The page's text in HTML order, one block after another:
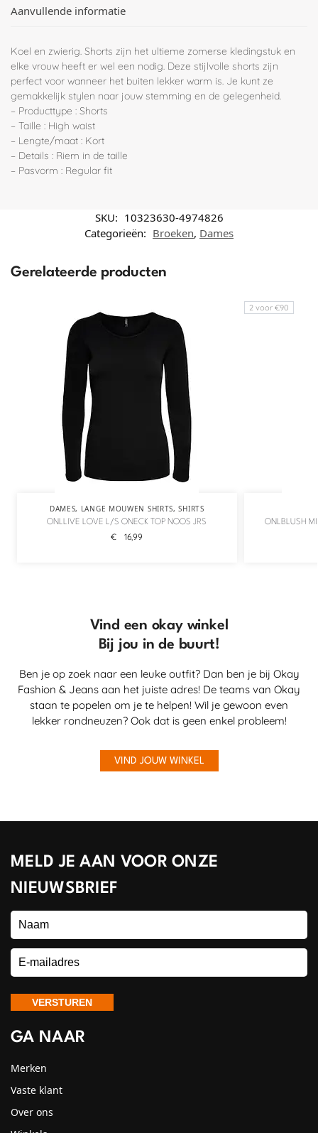
Aanvullende informatie
Koel en zwierig. Shorts zijn het ultieme zomerse kledingstuk en
elke vrouw heeft er wel een nodig. Deze stijlvolle shorts zijn
perfect voor wanneer het buiten lekker warm is. Je kunt ze
gemakkelijk stylen naar jouw stemming en de gelegenheid.
– Producttype : Shorts
– Taille : High waist
– Lengte/maat : Kort
– Details : Riem in de taille
– Pasvorm : Regular fit
SKU: 10323630-4974826
Categorieën: Broeken, Dames
Gerelateerde producten
DAMES, LANGE MOUWEN SHIRTS,SHIRTS
ONLLIVE LOVE L/S ONECK TOP NOOS JRS
€ 16,99
2 voor €90
ONLBLUSH
Vind een okay winkel
Bij jou in de buurt!
Ben je op zoek naar een leuke outfit? Dan ben je bij Okay
Fashion & Jeans aan het juiste adres! De teams van Okay
staan te popelen om je te helpen! Wil je gewoon even
lekker rondneuzen? Ook dat is geen enkel probleem!
VIND JOUW WINKEL
MELD JE AAN VOOR ONZE
NIEUWSBRIEF
GA NAAR
Merken
Vaste klant
Over ons